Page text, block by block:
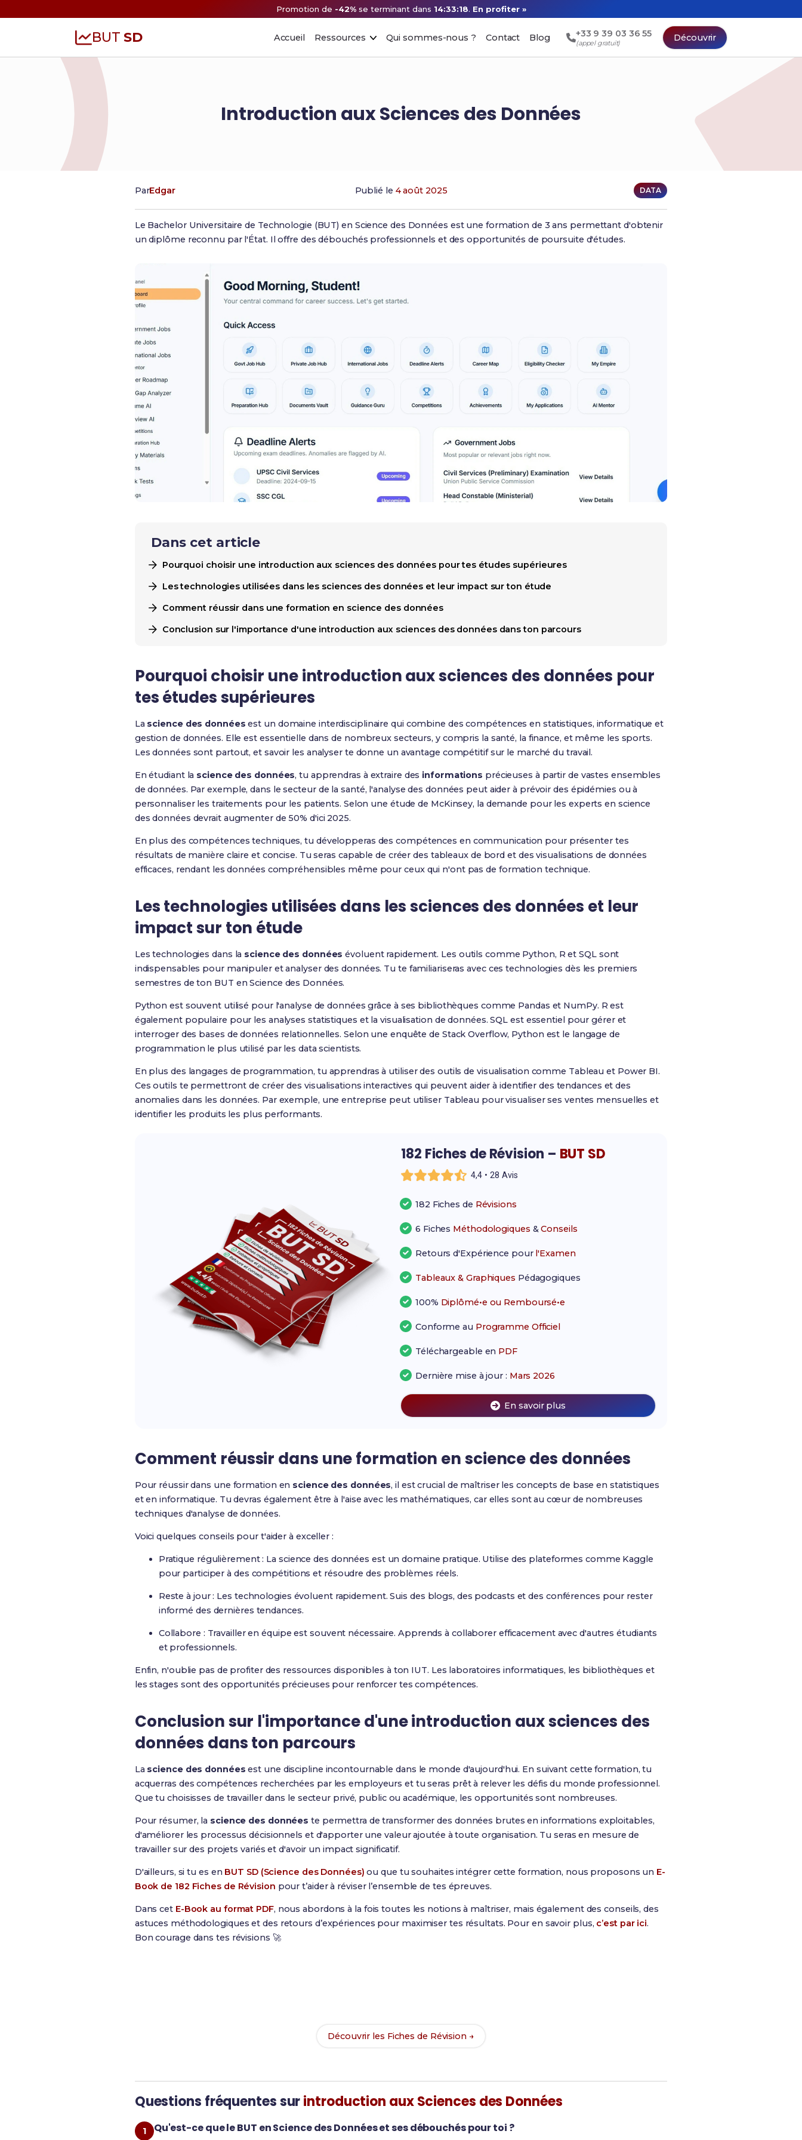
Promotion de -42% se terminant dans 14:33:17. En profiter »
BUT SD Accueil Ressources Qui sommes-nous ? Contact Blog +33 9 39 03 36 55
(appel gratuit)
Découvrir
Introduction aux Sciences des Données
ParEdgar Publié le 4 août 2025 DATA
Le Bachelor Universitaire de Technologie (BUT) en Science des Données est une formation de 3 ans permettant d'obtenir
un diplôme reconnu par l'État. Il offre des débouchés professionnels et des opportunités de poursuite d'études.
Dans cet article
Pourquoi choisir une introduction aux sciences des données pour tes études supérieures
Les technologies utilisées dans les sciences des données et leur impact sur ton étude
Comment réussir dans une formation en science des données
Conclusion sur l'importance d'une introduction aux sciences des données dans ton parcours
Pourquoi choisir une introduction aux sciences des données pour
tes études supérieures
La science des données est un domaine interdisciplinaire qui combine des compétences en statistiques, informatique et
gestion de données. Elle est essentielle dans de nombreux secteurs, y compris la santé, la finance, et même les sports.
Les données sont partout, et savoir les analyser te donne un avantage compétitif sur le marché du travail.
En étudiant la science des données, tu apprendras à extraire des informations précieuses à partir de vastes ensembles
de données. Par exemple, dans le secteur de la santé, l'analyse des données peut aider à prévoir des épidémies ou à
personnaliser les traitements pour les patients. Selon une étude de McKinsey, la demande pour les experts en science
des données devrait augmenter de 50% d'ici 2025.
En plus des compétences techniques, tu développeras des compétences en communication pour présenter tes
résultats de manière claire et concise. Tu seras capable de créer des tableaux de bord et des visualisations de données
efficaces, rendant les données compréhensibles même pour ceux qui n'ont pas de formation technique.
Les technologies utilisées dans les sciences des données et leur
impact sur ton étude
Les technologies dans la science des données évoluent rapidement. Les outils comme Python, R et SQL sont
indispensables pour manipuler et analyser des données. Tu te familiariseras avec ces technologies dès les premiers
semestres de ton BUT en Science des Données.
Python est souvent utilisé pour l'analyse de données grâce à ses bibliothèques comme Pandas et NumPy. R est
également populaire pour les analyses statistiques et la visualisation de données. SQL est essentiel pour gérer et
interroger des bases de données relationnelles. Selon une enquête de Stack Overflow, Python est le langage de
programmation le plus utilisé par les data scientists.
En plus des langages de programmation, tu apprendras à utiliser des outils de visualisation comme Tableau et Power BI.
Ces outils te permettront de créer des visualisations interactives qui peuvent aider à identifier des tendances et des
anomalies dans les données. Par exemple, une entreprise peut utiliser Tableau pour visualiser ses ventes mensuelles et
identifier les produits les plus performants.
182 Fiches de Révision – BUT SD
4,4 • 28 Avis
182 Fiches de Révisions
6 Fiches Méthodologiques &Conseils
Retours d'Expérience pour l'Examen
Tableaux & Graphiques Pédagogiques
100% Diplômé•e ou Remboursé•e
Conforme au Programme Officiel
Téléchargeable en PDF
Dernière mise à jour : Mars 2026
En savoir plus
Comment réussir dans une formation en science des données
Pour réussir dans une formation en science des données, il est crucial de maîtriser les concepts de base en statistiques
et en informatique. Tu devras également être à l'aise avec les mathématiques, car elles sont au cœur de nombreuses
techniques d'analyse de données.
Voici quelques conseils pour t'aider à exceller :
Pratique régulièrement : La science des données est un domaine pratique. Utilise des plateformes comme Kaggle
pour participer à des compétitions et résoudre des problèmes réels.
Reste à jour : Les technologies évoluent rapidement. Suis des blogs, des podcasts et des conférences pour rester
informé des dernières tendances.
Collabore : Travailler en équipe est souvent nécessaire. Apprends à collaborer efficacement avec d'autres étudiants
et professionnels.
Enfin, n'oublie pas de profiter des ressources disponibles à ton IUT. Les laboratoires informatiques, les bibliothèques et
les stages sont des opportunités précieuses pour renforcer tes compétences.
Conclusion sur l'importance d'une introduction aux sciences des
données dans ton parcours
La science des données est une discipline incontournable dans le monde d'aujourd'hui. En suivant cette formation, tu
acquerras des compétences recherchées par les employeurs et tu seras prêt à relever les défis du monde professionnel.
Que tu choisisses de travailler dans le secteur privé, public ou académique, les opportunités sont nombreuses.
Pour résumer, la science des données te permettra de transformer des données brutes en informations exploitables,
d'améliorer les processus décisionnels et d'apporter une valeur ajoutée à toute organisation. Tu seras en mesure de
travailler sur des projets variés et d'avoir un impact significatif.
D'ailleurs, si tu es en BUT SD (Science des Données) ou que tu souhaites intégrer cette formation, nous proposons un E-
Book de 182 Fiches de Révision pour t’aider à réviser l’ensemble de tes épreuves.
Dans cet E-Book au format PDF, nous abordons à la fois toutes les notions à maîtriser, mais également des conseils, des
astuces méthodologiques et des retours d’expériences pour maximiser tes résultats. Pour en savoir plus, c’est par ici.
Bon courage dans tes révisions 🚀
Découvrir les Fiches de Révision →
Questions fréquentes surintroduction aux Sciences des Données
Qu'est-ce que le BUT en Science des Données et ses débouchés pour toi ?